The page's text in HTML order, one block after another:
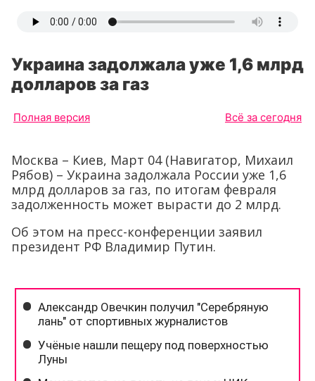
Украина задолжала уже 1,6 млрд
долларов за газ
Полная версия Всё за сегодня
Москва – Киев, Март 04 (Навигатор, Михаил
Рябов) – Украина задолжала России уже 1,6
млрд долларов за газ, по итогам февраля
задолженность может вырасти до 2 млрд.
Об этом на пресс-конференции заявил
президент РФ Владимир Путин.